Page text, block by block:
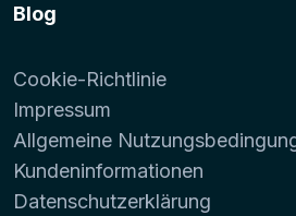
Blog
Cookie-Richtlinie
Impressum
Allgemeine
Kundeninformationen
Datenschutzerklärung